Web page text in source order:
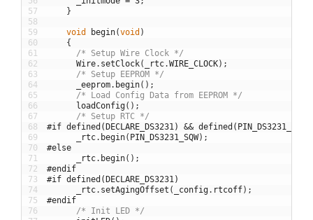
57
58
59
60
61
62
63
64
65
66
67
68
69
70
71
72
73
74
75
76
}
void begin(void )
{
/* Setup Wire Clock */
Wire. setClock( _rtc.WIRE_CLOCK) ;
/* Setup EEPROM */
_eeprom. begin( ) ;
/* Load Config Data from EEPROM */
loadConfig( ) ;
/* Setup RTC */
#if defined(DECLARE_DS3231) && defined(PIN_DS3231_SQW)
_rtc. begin( PIN_DS3231_SQW) ;
#else
_rtc. begin( ) ;
#endif
#if defined(DECLARE_DS3231)
_rtc. setAgingOffset ( _config. rtcoff) ;
#endif
/* Init LED */